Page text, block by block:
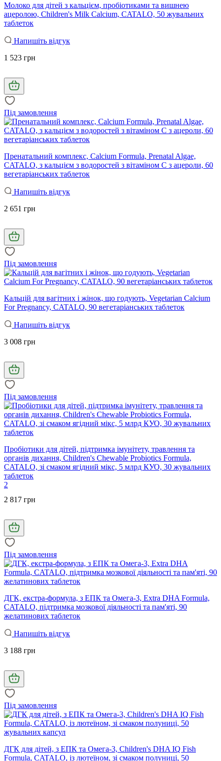
Молоко для дітей з кальцієм, пробіотиками та вишнею
ацеролою, Children's Milk Calcium, CATALO, 50 жувальних
таблеток
Напишіть відгук
1 523 грн
Під замовлення
Пренатальний комплекс, Calcium Formula, Prenatal Algae,
CATALO, з кальцієм з водоростей з вітаміном C з ацероли, 60
вегетаріанських таблеток
Напишіть відгук
2 651 грн
Під замовлення
Кальцій для вагітних і жінок, що годують, Vegetarian Calcium
For Pregnancy, CATALO, 90 вегетаріанських таблеток
Напишіть відгук
3 008 грн
Під замовлення
Пробіотики для дітей, підтримка імунітету, травлення та
органів дихання, Children's Chewable Probiotics Formula,
CATALO, зі смаком ягідний мікс, 5 млрд КУО, 30 жувальних
таблеток
2
2 817 грн
Під замовлення
ДГК, екстра-формула, з ЕПК та Омега-3, Extra DHA Formula,
CATALO, підтримка мозкової діяльності та пам'яті, 90
желатинових таблеток
Напишіть відгук
3 188 грн
Під замовлення
ДГК для дітей, з ЕПК та Омега-3, Children's DHA IQ Fish
Formula, CATALO, із лютеїном, зі смаком полуниці, 50